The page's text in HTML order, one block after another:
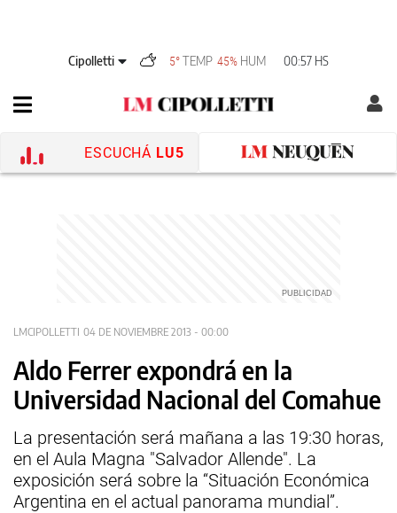
Cipolletti 5° TEMP 45% HUM 00:57 HS
ESCUCHÁ LU5
LMCIPOLLETTI 04 DE NOVIEMBRE 2013 - 00:00
Aldo Ferrer expondrá en la
Universidad Nacional del Comahue
La presentación será mañana a las 19:30 horas,
en el Aula Magna "Salvador Allende". La
exposición será sobre la “Situación Económica
Argentina en el actual panorama mundial”.